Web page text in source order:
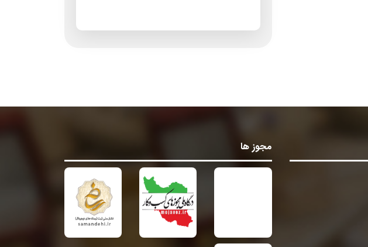
مجوز ها